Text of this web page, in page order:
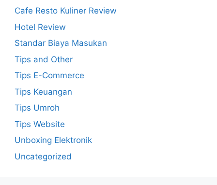
Cafe Resto Kuliner Review
Hotel Review
Standar Biaya Masukan
Tips and Other
Tips E-Commerce
Tips Keuangan
Tips Umroh
Tips Website
Unboxing Elektronik
Uncategorized